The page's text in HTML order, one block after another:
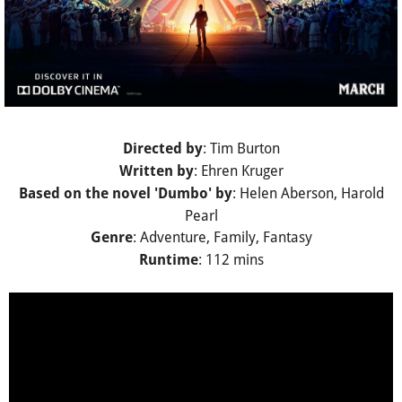
Directed by: Tim Burton
Written by: Ehren Kruger
Based on the novel 'Dumbo' by: Helen Aberson, Harold
Pearl
Genre: Adventure, Family, Fantasy
Runtime: 112 mins